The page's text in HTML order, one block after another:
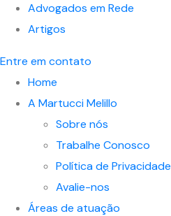
Advogados em Rede
Artigos
Entre em contato
Home
A Martucci Melillo
Sobre nós
Trabalhe Conosco
Política de Privacidade
Avalie-nos
Áreas de atuação